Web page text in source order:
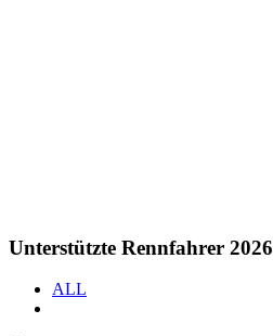
Unterstützte Rennfahrer 2026
ALL